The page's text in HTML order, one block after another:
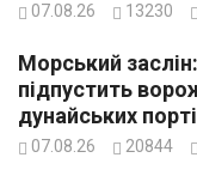
07.08.26 13230
Морський
підпустить
дунайських
07.08.26 20844